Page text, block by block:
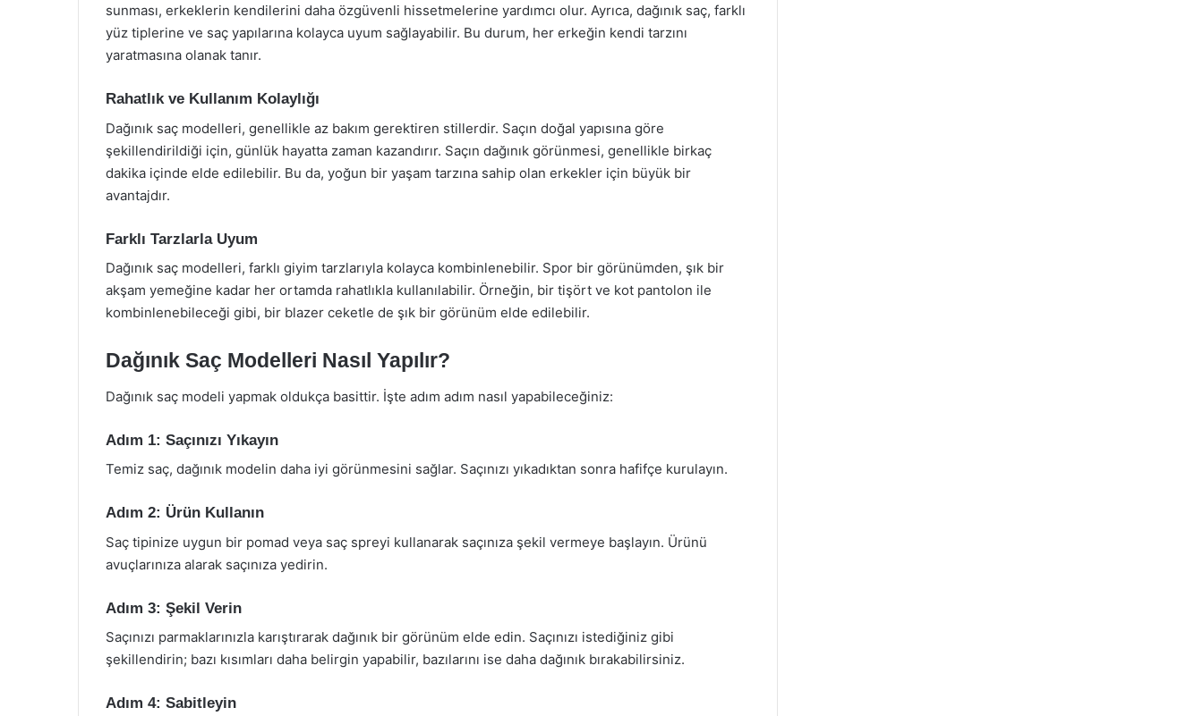
sunması, erkeklerin kendilerini daha özgüvenli hissetmelerine yardımcı olur. Ayrıca, dağınık saç, farklı
yüz tiplerine ve saç yapılarına kolayca uyum sağlayabilir. Bu durum, her erkeğin kendi tarzını
yaratmasına olanak tanır.
Rahatlık ve Kullanım Kolaylığı
Dağınık saç modelleri, genellikle az bakım gerektiren stillerdir. Saçın doğal yapısına göre
şekillendirildiği için, günlük hayatta zaman kazandırır. Saçın dağınık görünmesi, genellikle birkaç
dakika içinde elde edilebilir. Bu da, yoğun bir yaşam tarzına sahip olan erkekler için büyük bir
avantajdır.
Farklı Tarzlarla Uyum
Dağınık saç modelleri, farklı giyim tarzlarıyla kolayca kombinlenebilir. Spor bir görünümden, şık bir
akşam yemeğine kadar her ortamda rahatlıkla kullanılabilir. Örneğin, bir tişört ve kot pantolon ile
kombinlenebileceği gibi, bir blazer ceketle de şık bir görünüm elde edilebilir.
Dağınık Saç Modelleri Nasıl Yapılır?
Dağınık saç modeli yapmak oldukça basittir. İşte adım adım nasıl yapabileceğiniz:
Adım 1: Saçınızı Yıkayın
Temiz saç, dağınık modelin daha iyi görünmesini sağlar. Saçınızı yıkadıktan sonra hafifçe kurulayın.
Adım 2: Ürün Kullanın
Saç tipinize uygun bir pomad veya saç spreyi kullanarak saçınıza şekil vermeye başlayın. Ürünü
avuçlarınıza alarak saçınıza yedirin.
Adım 3: Şekil Verin
Saçınızı parmaklarınızla karıştırarak dağınık bir görünüm elde edin. Saçınızı istediğiniz gibi
şekillendirin; bazı kısımları daha belirgin yapabilir, bazılarını ise daha dağınık bırakabilirsiniz.
Adım 4: Sabitleyin